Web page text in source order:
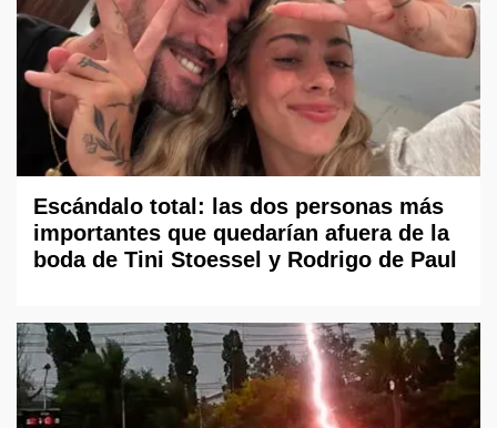
Escándalo total: las dos personas más
importantes que quedarían afuera de la
boda de Tini Stoessel y Rodrigo de Paul